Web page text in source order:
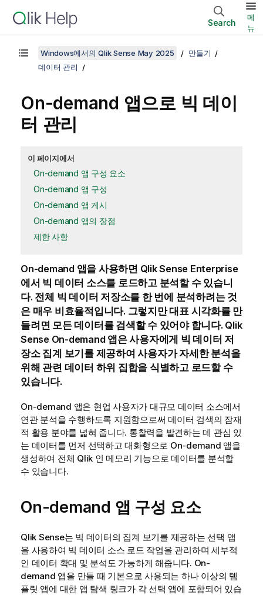
Search
메
뉴
Windows에서의 Qlik Sense May 2025
만들기
데이터 관리
On-demand 앱으로 빅 데이
터 관리
이 페이지에서
On-demand 앱 구성 요소
On-demand 앱 구성
On-demand 앱 게시
On-demand 앱의 장점
제한 사항
On-demand 앱을 사용하면 Qlik Sense Enterprise
에서 빅 데이터 소스를 로드하고 분석할 수 있습니
다. 전체 빅 데이터 저장소를 한 번에 분석하려는 것
은 매우 비효율적입니다. 그렇지만 대표 시각화를 만
들려면 모든 데이터를 검색할 수 있어야 합니다. Qlik
SenseOn-demand 앱은 사용자에게 빅 데이터 저
장소 집계 보기를 제공하여 사용자가 자세한 분석을
위해 관련 데이터 하위 집합을 식별하고 로드할 수
있습니다.
On-demand 앱은 현업 사용자가 대규모 데이터 소스에서
연관 분석을 수행하도록 지원함으로써 데이터 검색의 잠재
적 활용 분야를 넓혀 줍니다. 통찰력을 발견하는 데 관심 있
는 데이터를 먼저 선택하고 대화형으로 On-demand 앱을
생성하여 전체 Qlik 인 메모리 기능으로 데이터를 분석할
수 있습니다.
On-demand 앱 구성 요소
Qlik Sense는 빅 데이터의 집계 보기를 제공하는 선택 앱
을 사용하여 빅 데이터 소스 로드 작업을 관리하며 세부적
인 데이터 확대 및 분석도 가능하게 해줍니다. On-
demand 앱을 만들 때 기본으로 사용되는 하나 이상의 템
플릿 앱에 대한 앱 탐색 링크가 각 선택 앱에 포함되어 있습